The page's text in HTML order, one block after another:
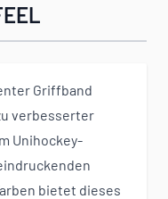
Griffband
verbesserter
Unihockey-
bietet dieses